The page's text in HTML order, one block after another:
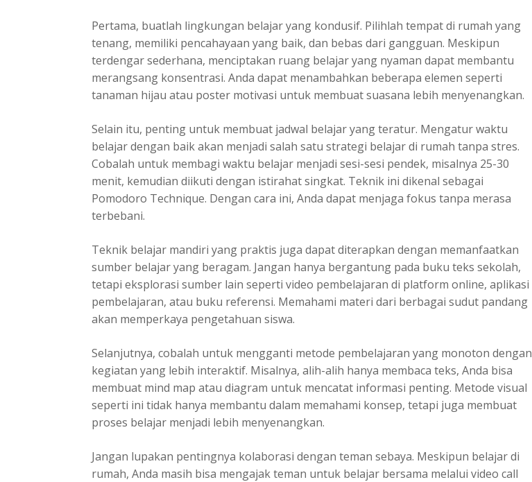
Pertama, buatlah lingkungan belajar yang kondusif. Pilihlah tempat di rumah yang
tenang, memiliki pencahayaan yang baik, dan bebas dari gangguan. Meskipun
terdengar sederhana, menciptakan ruang belajar yang nyaman dapat membantu
merangsang konsentrasi. Anda dapat menambahkan beberapa elemen seperti
tanaman hijau atau poster motivasi untuk membuat suasana lebih menyenangkan.
Selain itu, penting untuk membuat jadwal belajar yang teratur. Mengatur waktu
belajar dengan baik akan menjadi salah satu strategi belajar di rumah tanpa stres.
Cobalah untuk membagi waktu belajar menjadi sesi-sesi pendek, misalnya 25-30
menit, kemudian diikuti dengan istirahat singkat. Teknik ini dikenal sebagai
Pomodoro Technique. Dengan cara ini, Anda dapat menjaga fokus tanpa merasa
terbebani.
Teknik belajar mandiri yang praktis juga dapat diterapkan dengan memanfaatkan
sumber belajar yang beragam. Jangan hanya bergantung pada buku teks sekolah,
tetapi eksplorasi sumber lain seperti video pembelajaran di platform online, aplikasi
pembelajaran, atau buku referensi. Memahami materi dari berbagai sudut pandang
akan memperkaya pengetahuan siswa.
Selanjutnya, cobalah untuk mengganti metode pembelajaran yang monoton dengan
kegiatan yang lebih interaktif. Misalnya, alih-alih hanya membaca teks, Anda bisa
membuat mind map atau diagram untuk mencatat informasi penting. Metode visual
seperti ini tidak hanya membantu dalam memahami konsep, tetapi juga membuat
proses belajar menjadi lebih menyenangkan.
Jangan lupakan pentingnya kolaborasi dengan teman sebaya. Meskipun belajar di
rumah, Anda masih bisa mengajak teman untuk belajar bersama melalui video call